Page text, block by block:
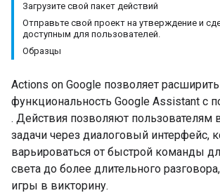
Загрузите свой пакет действий
Отправьте свой проект на утверждение и
доступным для пользователей.
Образцы
Actions on Google позволяет расширить
функциональность Google Assistant
. Действия позволяют пользователям
задачи через диалоговый интерфейс,
варьироваться от быстрой команды
света до более длительного
игры в викторину.